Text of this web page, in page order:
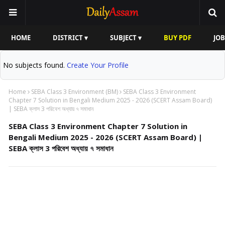
HOME DISTRICT ▾ SUBJECT ▾ BUY PDF
No subjects found. Create Your Profile
Home SEBA Class 3 Environment (BM)
SEBA Class 3 Environment
Chapter 7 Solution in Bengali Medium 2025 - 2026 (SCERT Assam Board)
| SEBA ক্লাস 3 পরিবেশ অধ্যায় ৭ সমাধান
SEBA Class 3 Environment Chapter 7 Solution in
Bengali Medium 2025 - 2026 (SCERT Assam Board) |
SEBA ক্লাস 3 পরিবেশ অধ্যায় ৭ সমাধান